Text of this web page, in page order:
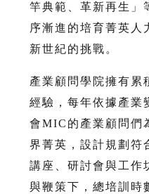
竿典範、革新再生」
序漸進的培育菁英人
新世紀的挑戰。
產業顧問學院擁有累
經驗，每年依據產業
會MIC的產業顧問們
界菁英，設計規劃符
講座、研討會與工作
與鞭策下，總培訓時